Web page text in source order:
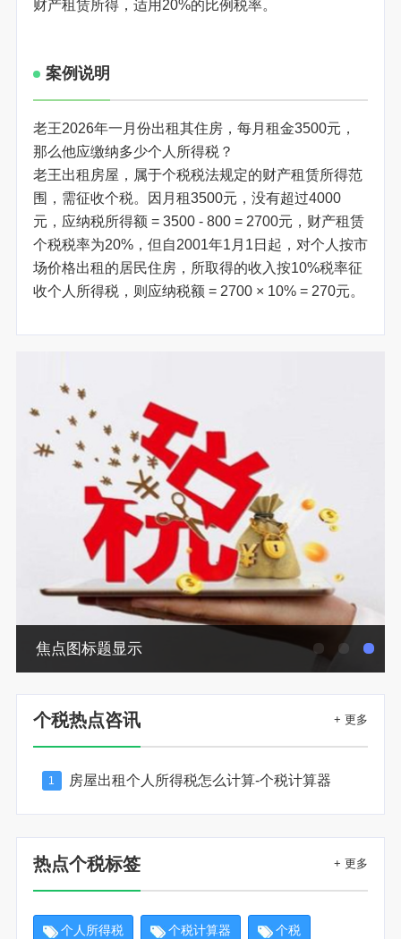
财产租赁所得，适用20%的比例税率。
案例说明
老王2026年一月份出租其住房，每月租金3500元，
那么他应缴纳多少个人所得税？
老王出租房屋，属于个税税法规定的财产租赁所得范
围，需征收个税。因月租3500元，没有超过4000
元，应纳税所得额 = 3500 - 800 = 2700元，财产租赁
个税税率为20%，但自2001年1月1日起，对个人按市
场价格出租的居民住房，所取得的收入按10%税率征
收个人所得税，则应纳税额 = 2700 × 10% = 270元。
焦点图标题显示
个税热点咨讯 + 更多
1 房屋出租个人所得税怎么计算-个税计算器
热点个税标签 + 更多
个人所得税 个税计算器 个税